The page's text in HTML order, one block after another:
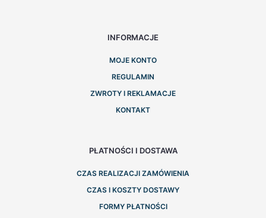
INFORMACJE
MOJE KONTO
REGULAMIN
ZWROTY I REKLAMACJE
KONTAKT
PŁATNOŚCI I DOSTAWA
CZAS REALIZACJI ZAMÓWIENIA
CZAS I KOSZTY DOSTAWY
FORMY PŁATNOŚCI